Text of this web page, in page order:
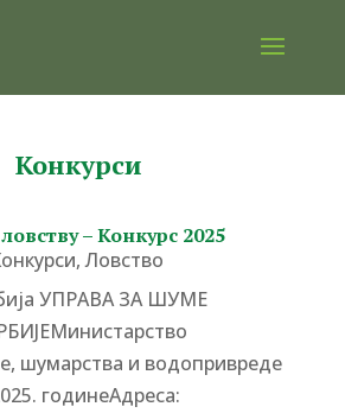
Конкурси
– Конкурс 2025
,Ловство
УПРАВА ЗА ШУМЕ
шумарства и водопривреде
годинеАдреса: